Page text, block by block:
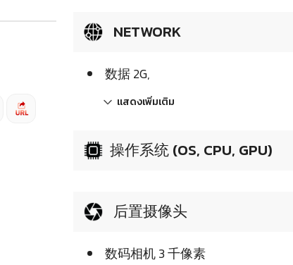
NETWORK
数据 2G,
แสดงเพิ่มเติม
操作系统 (OS, CPU, GPU)
后置摄像头
数码相机 3 千像素